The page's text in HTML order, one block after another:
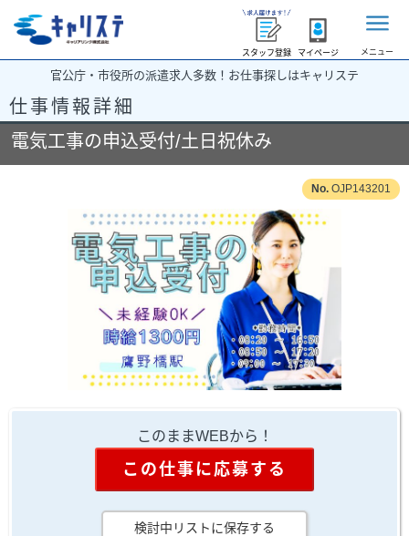
スタッフ登録 マイページ メニュー
官公庁・市役所の派遣求人多数！お仕事探しはキャリステ
仕事情報詳細
電気工事の申込受付/土日祝休み
OJP143201
このままWEBから！
この仕事に応募する
検討中リストに保存する